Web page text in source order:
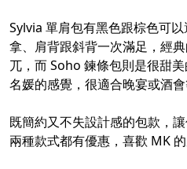
Sylvia 單肩包有黑色跟棕色可
拿、肩背跟斜背一次滿足，經
兀，而 Soho 鍊條包則是很甜
名媛的感覺，很適合晚宴或酒
既簡約又不失設計感的包款，
兩種款式都有優惠，喜歡 MK